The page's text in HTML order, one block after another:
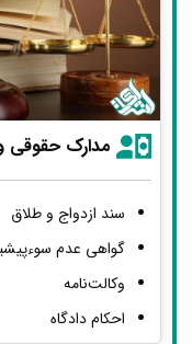
مدارک حقوقی
سند ازدواج و طلاق
گواهی عدم
وکالت‌نامه
احکام دادگاه